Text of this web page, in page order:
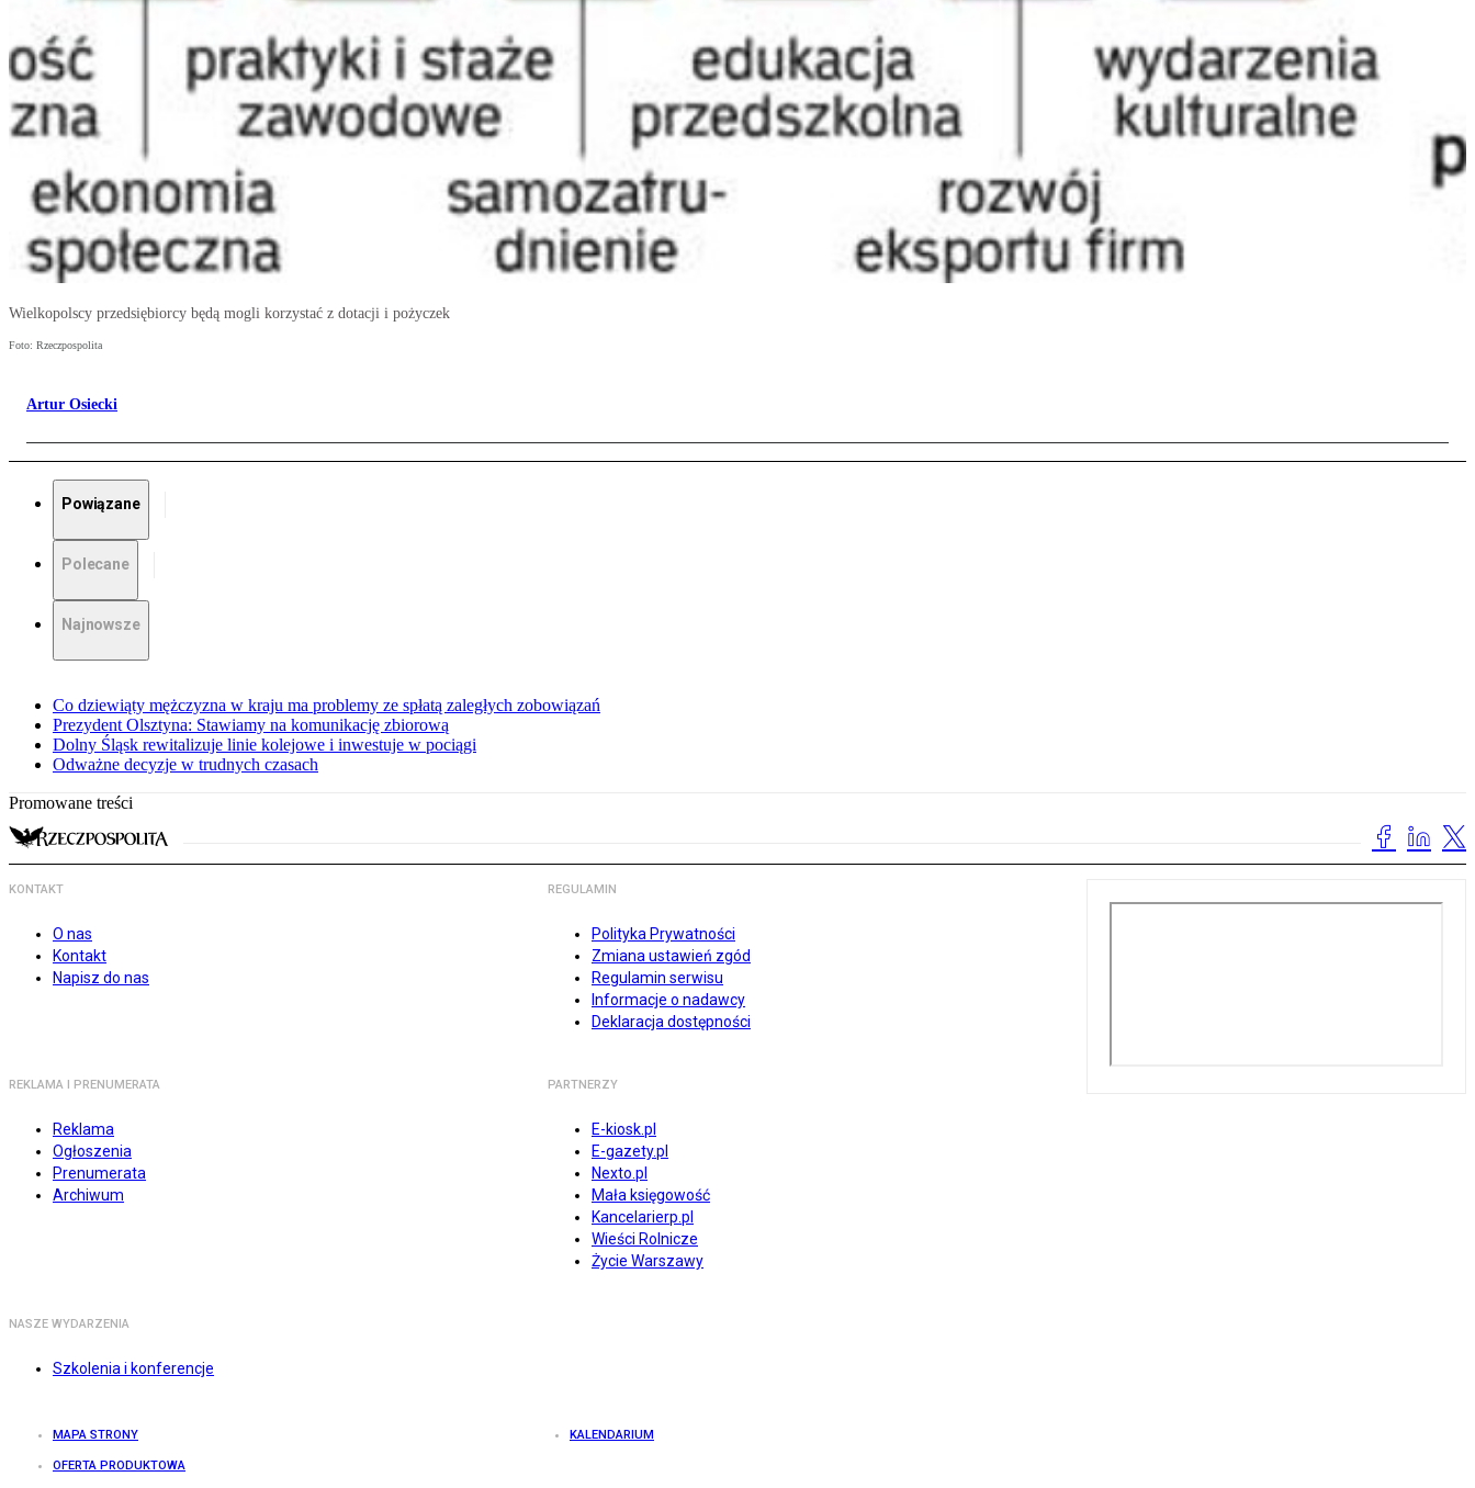
Wielkopolscy przedsiębiorcy będą mogli korzystać z dotacji i pożyczek
Foto: Rzeczpospolita
Artur Osiecki
Powiązane
Polecane
Najnowsze
Co dziewiąty mężczyzna w kraju ma problemy ze spłatą zaległych zobowiązań
Prezydent Olsztyna: Stawiamy na komunikację zbiorową
Dolny Śląsk rewitalizuje linie kolejowe i inwestuje w pociągi
Odważne decyzje w trudnych czasach
Promowane treści
KONTAKT
O nas
Kontakt
Napisz do nas
REGULAMIN
Polityka Prywatności
Zmiana ustawień zgód
Regulamin serwisu
Informacje o nadawcy
Deklaracja dostępności
REKLAMA I PRENUMERATA
Reklama
Ogłoszenia
Prenumerata
Archiwum
PARTNERZY
E-kiosk.pl
E-gazety.pl
Nexto.pl
Mała księgowość
Kancelarierp.pl
Wieści Rolnicze
Życie Warszawy
NASZE WYDARZENIA
Szkolenia i konferencje
MAPA STRONY KALENDARIUM
OFERTA PRODUKTOWA